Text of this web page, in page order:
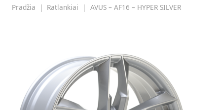
Pradžia | Ratlankiai | AVUS – AF16 – HYPER SILVER